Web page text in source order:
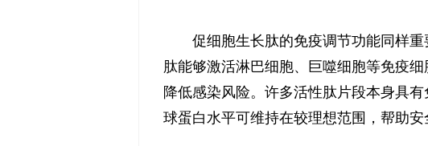
促细胞生长肽的免疫调节功能同样
肽能够激活淋巴细胞、巨噬细胞等免疫
降低感染风险。许多活性肽片段本身具
球蛋白水平可维持在较理想范围，帮助安